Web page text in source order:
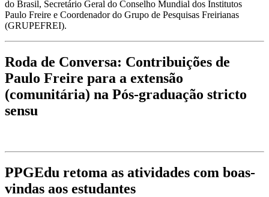
do Brasil, Secretário Geral do Conselho Mundial dos Institutos
Paulo Freire e Coordenador do Grupo de Pesquisas Freirianas
(GRUPEFREI).
Roda de Conversa: Contribuições de
Paulo Freire para a extensão
(comunitária) na Pós-graduação stricto
sensu
PPGEdu retoma as atividades com boas-
vindas aos estudantes